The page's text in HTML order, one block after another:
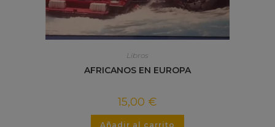
Libros
AFRICANOS EN EUROPA
15,00 €
Añadir al carrito